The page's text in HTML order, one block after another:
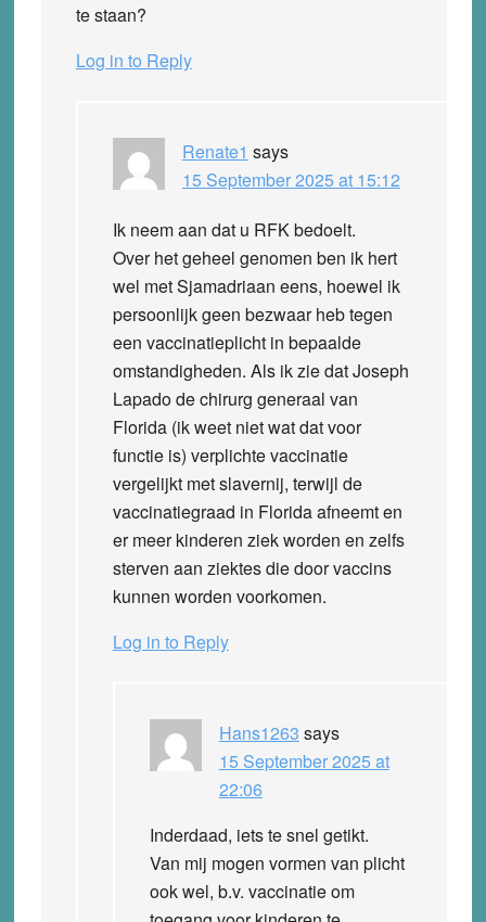
te staan?
Log in to Reply
Renate1 says
15 September 2025 at 15:12
Ik neem aan dat u RFK bedoelt.
Over het geheel genomen ben ik hert
wel met Sjamadriaan eens, hoewel ik
persoonlijk geen bezwaar heb tegen
een vaccinatieplicht in bepaalde
omstandigheden. Als ik zie dat Joseph
Lapado de chirurg generaal van
Florida (ik weet niet wat dat voor
functie is) verplichte vaccinatie
vergelijkt met slavernij, terwijl de
vaccinatiegraad in Florida afneemt en
er meer kinderen ziek worden en zelfs
sterven aan ziektes die door vaccins
kunnen worden voorkomen.
Log in to Reply
Hans1263 says
15 September 2025 at
22:06
Inderdaad, iets te snel getikt.
Van mij mogen vormen van plicht
ook wel, b.v. vaccinatie om